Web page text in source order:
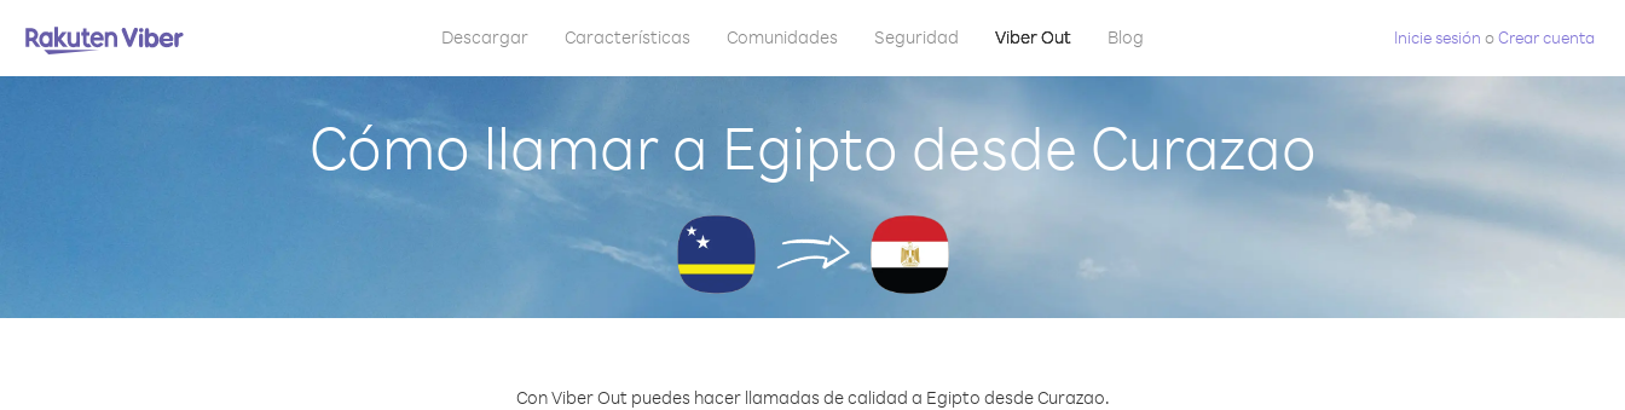
Descargar Características Comunidades Seguridad Viber Out Blog Inicie sesión oCrear cuenta
Cómo llamar a Egipto desde Curazao
Con Viber Out puedes hacer llamadas de calidad a Egipto desde Curazao.